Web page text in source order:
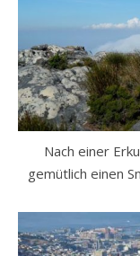
Nach einer
gemütlich einen